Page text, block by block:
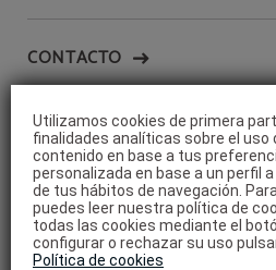
Utilizamos cookies de primera
finalidades analíticas sobre el uso
contenido en base a tus
personalizada en base a un perfil
de tus hábitos de navegación.
puedes leer nuestra política de
todas las cookies mediante el
configurar o rechazar su uso
Política de cookies
CONTACTO
HOTEL SOSTENIBLE
SERVICIOS